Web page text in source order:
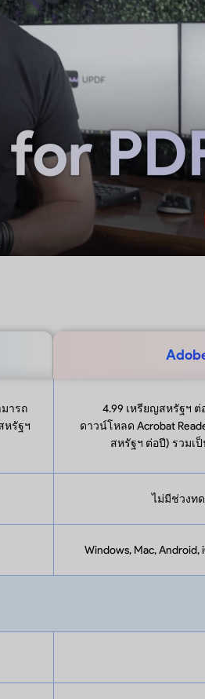
ารถ
หรัฐฯ
4.99 เหรียญสหรัฐฯ ต่
ดาวน์โหลด Acrobat
สหรัฐฯ ต่อปี) รวมเ
ไม่มีช่วงท
Windows, Mac,